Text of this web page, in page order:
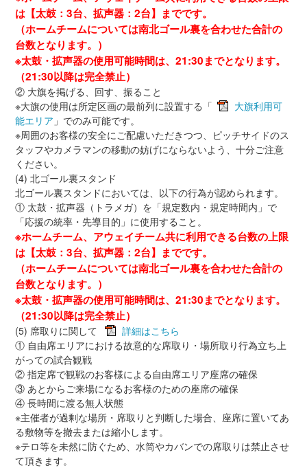
は【太鼓：3台、拡声器：2台】までです。
（ホームチームについては南北ゴール裏を合わせた合計の
台数となります。）
※太鼓・拡声器の使用可能時間は、21:30までとなります。
（21:30以降は完全禁止）
② 大旗を掲げる、回す、振ること
※大旗の使用は所定区画の最前列に設置する「
大旗利用可
能エリア 」でのみ可能です。
※周囲のお客様の安全にご配慮いただきつつ、ピッチサイドのス
タッフやカメラマンの移動の妨げにならないよう、十分ご注意
ください。
(4) 北ゴール裏スタンド
北ゴール裏スタンドにおいては、以下の行為が認められます。
① 太鼓・拡声器（トラメガ）を「規定数内・規定時間内」で
「応援の統率・先導目的」に使用すること。
※ホームチーム、アウェイチーム共に利用できる台数の上限
は【太鼓：3台、拡声器：2台】までです。
（ホームチームについては南北ゴール裏を合わせた合計の
台数となります。）
※太鼓・拡声器の使用可能時間は、21:30までとなります。
（21:30以降は完全禁止）
(5) 席取りに関して
詳細はこちら
① 自由席エリアにおける故意的な席取り・場所取り行為立ち上
がっての試合観戦
② 指定席で観戦のお客様による自由席エリア座席の確保
③ あとからご来場になるお客様のための座席の確保
④ 長時間に渡る無人状態
※主催者が過剰な場所・席取りと判断した場合、座席に置いてあ
る敷物等を撤去または縮小します。
※テロ等を未然に防ぐため、水筒やカバンでの席取りは禁止させ
て頂きます。